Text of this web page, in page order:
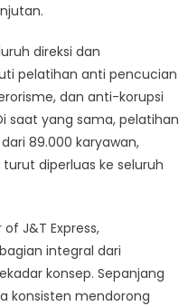
direksi dan
pelatihan anti pencucian
dan anti-korupsi
saat yang sama, pelatihan
89.000 karyawan,
diperluas ke seluruh
J&T Express,
integral dari
konsep. Sepanjang
konsisten mendorong